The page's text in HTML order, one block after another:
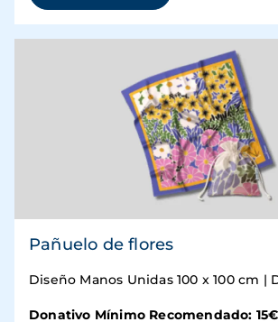
Pañuelo de flores
Diseño Manos Unidas 100 x 100 cm |
Donativo Mínimo Recomendado: 15€